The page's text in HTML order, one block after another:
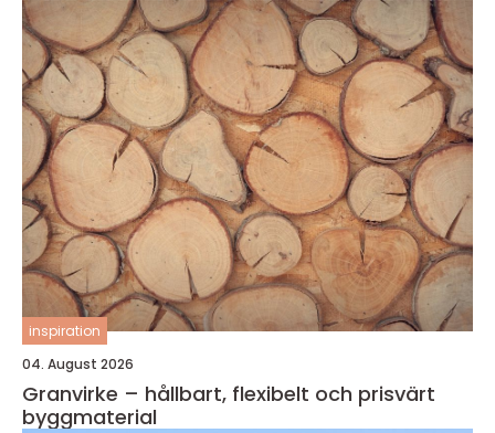
inspiration
04. August 2026
Granvirke – hållbart, flexibelt och prisvärt
byggmaterial